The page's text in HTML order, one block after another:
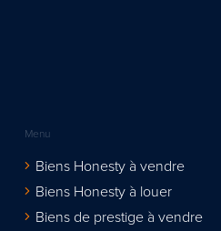
Menu
Biens Honesty à vendre
Biens Honesty à louer
Biens de prestige à vendre